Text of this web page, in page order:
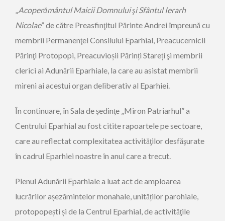
„Acoperământul Maicii Domnului şi Sfântul Ierarh
Nicolae” de către Preasfinţitul Părinte Andrei împreună cu
membrii Permanenţei Consilului Eparhial, Preacucernicii
Părinţi Protopopi, Preacuvioșii Părinți Stareți şi membrii
clerici ai Adunării Eparhiale, la care au asistat membrii
mireni ai acestui organ deliberativ al Eparhiei.
În continuare, în Sala de şedinţe „Miron Patriarhul” a
Centrului Eparhial au fost citite rapoartele pe sectoare,
care au reflectat complexitatea activităţilor desfăşurate
în cadrul Eparhiei noastre în anul care a trecut.
Plenul Adunării Eparhiale a luat act de amploarea
lucrărilor așezămintelor monahale, unităților parohiale,
protopopești și de la Centrul Eparhial, de activităţile